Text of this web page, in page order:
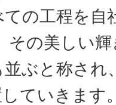
ての工程を自
その美しい
ぶと称さ
ていきます。